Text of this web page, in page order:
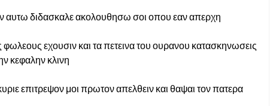
αυτω διδασκαλε ακολουθησω σοι οπου εαν απερχη
φωλεους εχουσιν και τα πετεινα του ουρανου κατασκηνωσεις
κεφαλην κλινη
επιτρεψον μοι πρωτον απελθειν και θαψαι τον πατερα